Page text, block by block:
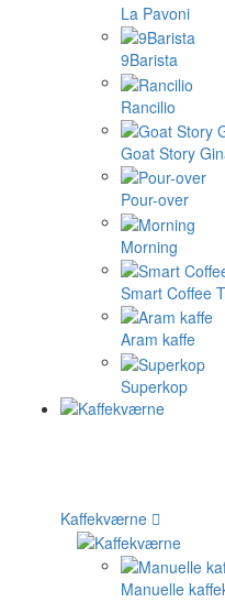
La Pavoni
9Barista
Rancilio
Goat Story
Pour-over
Morning
Smart Coffee
Aram kaffe
Superkop
Kaffekværne
Manuelle